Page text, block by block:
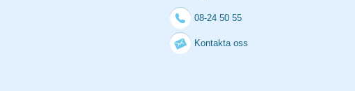
08-24 50 55
Kontakta oss